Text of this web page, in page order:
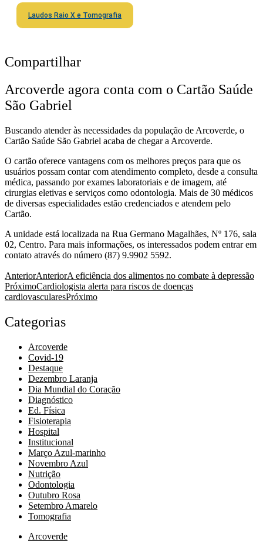
Laudos Raio X e Tomografia
Compartilhar
Arcoverde agora conta com o Cartão Saúde
São Gabriel
Buscando atender às necessidades da população de Arcoverde, o
Cartão Saúde São Gabriel acaba de chegar a Arcoverde.
O cartão oferece vantagens com os melhores preços para que os
usuários possam contar com atendimento completo, desde a consulta
médica, passando por exames laboratoriais e de imagem, até
cirurgias eletivas e serviços como odontologia. Mais de 30 médicos
de diversas especialidades estão credenciados e atendem pelo
Cartão.
A unidade está localizada na Rua Germano Magalhães, Nº 176, sala
02, Centro. Para mais informações, os interessados podem entrar em
contato através do número (87) 9.9902 5592.
AnteriorAnteriorA eficiência dos alimentos no combate à depressão
PróximoCardiologista alerta para riscos de doenças
cardiovascularesPróximo
Categorias
Arcoverde
Covid-19
Destaque
Dezembro Laranja
Dia Mundial do Coração
Diagnóstico
Ed. Física
Fisioterapia
Hospital
Institucional
Março Azul-marinho
Novembro Azul
Nutrição
Odontologia
Outubro Rosa
Setembro Amarelo
Tomografia
Arcoverde